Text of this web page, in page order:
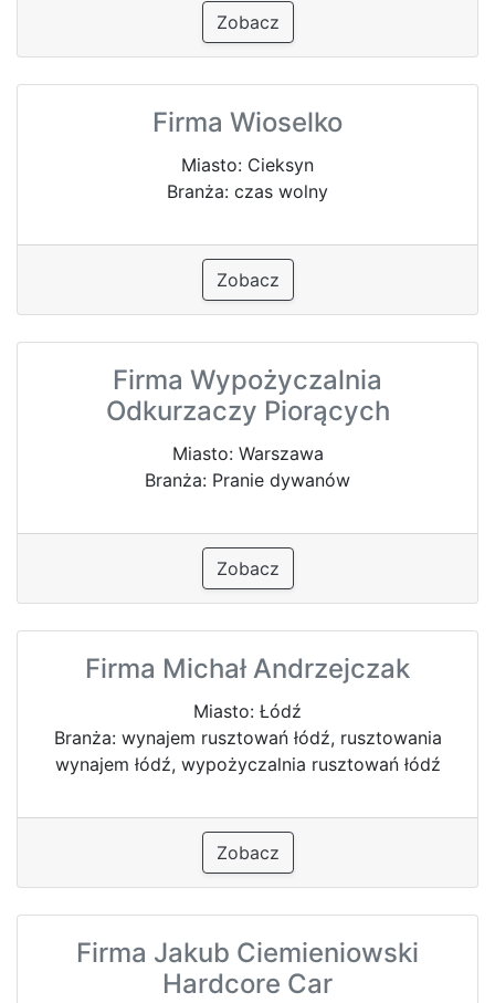
Zobacz
Firma Wioselko
Miasto: Cieksyn
Branża: czas wolny
Zobacz
Firma Wypożyczalnia
Odkurzaczy Piorących
Miasto: Warszawa
Branża: Pranie dywanów
Zobacz
Firma Michał Andrzejczak
Miasto: Łódź
Branża: wynajem rusztowań łódź, rusztowania
wynajem łódź, wypożyczalnia rusztowań łódź
Zobacz
Firma Jakub Ciemieniowski
Hardcore Car